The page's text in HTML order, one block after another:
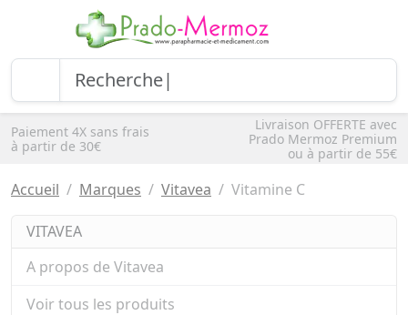
Paiement 4X sans frais
à partir de 30€
Livraison OFFERTE avec
Prado Mermoz Premium
ou à partir de 55€
Accueil Marques Vitavea Vitamine C
VITAVEA
A propos de Vitavea
Voir tous les produits